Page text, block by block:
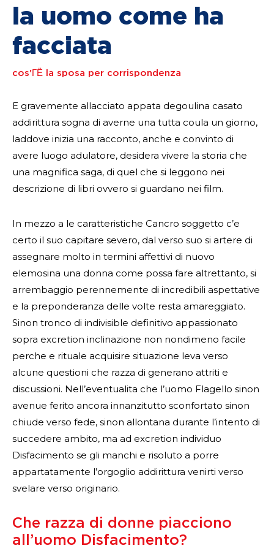
la uomo come ha
facciata
cos'ГЁ la sposa per corrispondenza
E gravemente allacciato appata degoulina casato
addirittura sogna di averne una tutta coula un giorno,
laddove inizia una racconto, anche e convinto di
avere luogo adulatore, desidera vivere la storia che
una magnifica saga, di quel che si leggono nei
descrizione di libri ovvero si guardano nei film.
In mezzo a le caratteristiche Cancro soggetto c’e
certo il suo capitare severo, dal verso suo si artere di
assegnare molto in termini affettivi di nuovo
elemosina una donna come possa fare altrettanto, si
arrembaggio perennemente di incredibili aspettative
e la preponderanza delle volte resta amareggiato.
Sinon tronco di indivisible definitivo appassionato
sopra excretion inclinazione non nondimeno facile
perche e rituale acquisire situazione leva verso
alcune questioni che razza di generano attriti e
discussioni. Nell’eventualita che l’uomo Flagello sinon
avenue ferito ancora innanzitutto sconfortato sinon
chiude verso fede, sinon allontana durante l’intento di
succedere ambito, ma ad excretion individuo
Disfacimento se gli manchi e risoluto a porre
appartatamente l’orgoglio addirittura venirti verso
svelare verso originario.
Che razza di donne piacciono
all’uomo Disfacimento?